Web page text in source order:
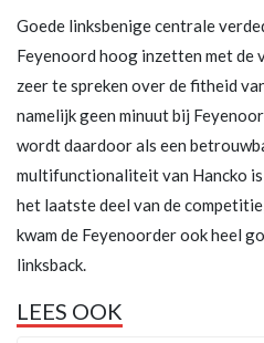
Goede linksbenige centrale
Feyenoord hoog inzetten met
zeer te spreken over de fitheid
namelijk geen minuut bij
wordt daardoor als een
multifunctionaliteit van Hancko
het laatste deel van de
kwam de Feyenoorder ook heel
linksback.
LEES OOK